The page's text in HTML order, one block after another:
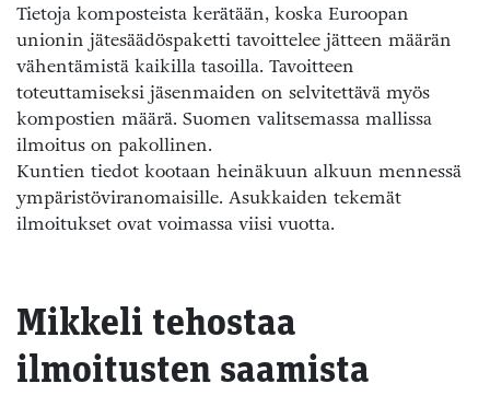
Tietoja komposteista kerätään, koska Euroopan
unionin jätesäädöspaketti tavoittelee jätteen määrän
vähentämistä kaikilla tasoilla. Tavoitteen
toteuttamiseksi jäsenmaiden on selvitettävä myös
kompostien määrä. Suomen valitsemassa mallissa
ilmoitus on pakollinen.
Kuntien tiedot kootaan heinäkuun alkuun mennessä
ympäristöviranomaisille. Asukkaiden tekemät
ilmoitukset ovat voimassa viisi vuotta.
Mikkeli tehostaa
ilmoitusten saamista